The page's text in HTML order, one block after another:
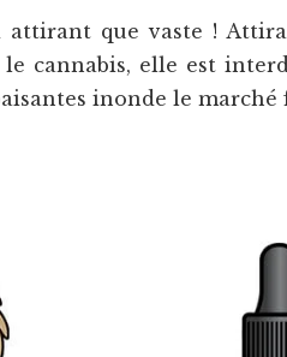
attirant que vaste !
cannabis, elle est
inonde le marché